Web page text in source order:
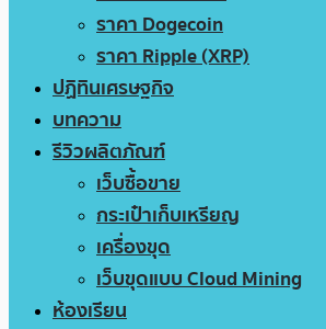
ราคา Dogecoin
ราคา Ripple (XRP)
ปฏิทินเศรษฐกิจ
บทความ
รีวิวผลิตภัณฑ์
เว็บซื้อขาย
กระเป๋าเก็บเหรียญ
เครื่องขุด
เว็บขุดแบบ Cloud Mining
ห้องเรียน